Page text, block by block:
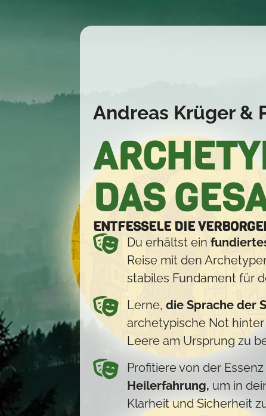
Andreas Krüger &
DAS
ENTFESSELE DIE
Du erhältst ein
Reise mit den
stabiles Fundament für
Lerne,die Sprache der
archetypische Not
Leere am Ursprung zu
Profitiere von der
Heilerfahrung, um in
Klarheit und Sicherheit